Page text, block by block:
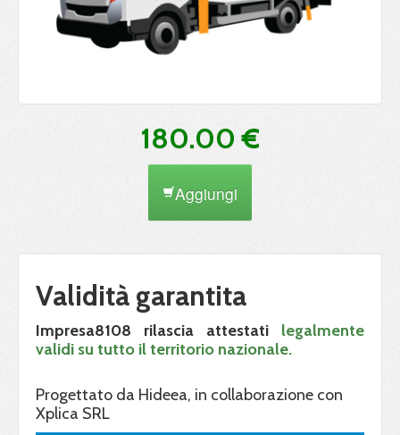
180.00 €
Aggiungi
Validità garantita
Impresa8108 rilascia attestati legalmente
validi su tutto il territorio nazionale.
Progettato da Hideea, in collaborazione con
Xplica SRL